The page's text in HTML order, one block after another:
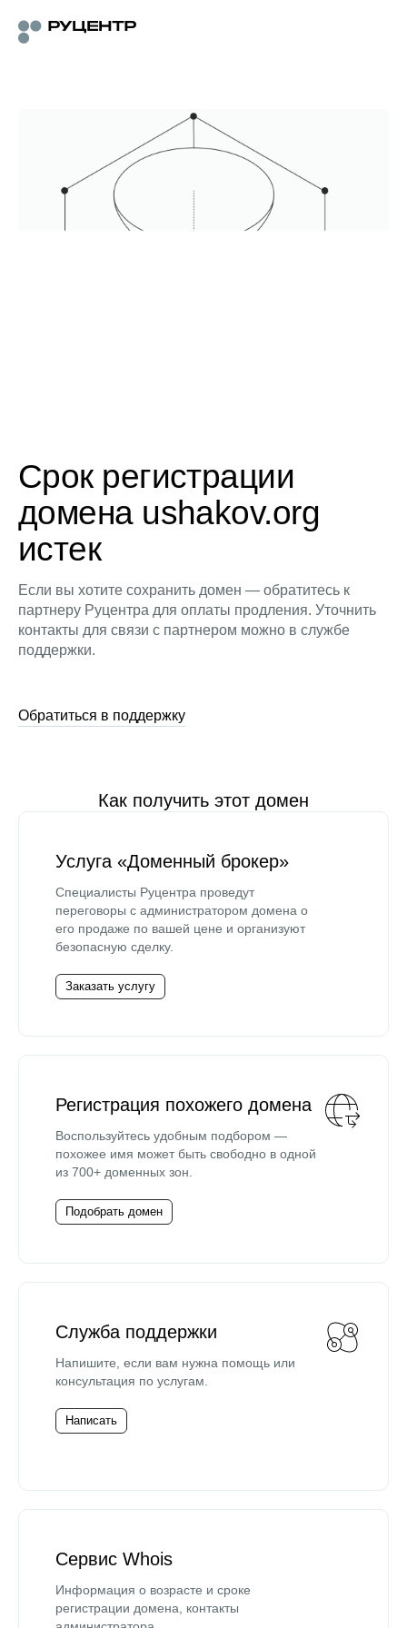
Срок регистрации
домена ushakov.org
истек
Если вы хотите сохранить домен — обратитесь к
партнеру Руцентра для оплаты продления. Уточнить
контакты для связи с партнером можно в службе
поддержки.
Обратиться в поддержку
Как получить этот домен
Услуга «Доменный брокер»
Специалисты Руцентра проведут
переговоры с администратором домена о
его продаже по вашей цене и организуют
безопасную сделку.
Заказать услугу
Регистрация похожего домена
Воспользуйтесь удобным подбором —
похожее имя может быть свободно в одной
из 700+ доменных зон.
Подобрать домен
Служба поддержки
Напишите, если вам нужна помощь или
консультация по услугам.
Написать
Сервис Whois
Информация о возрасте и сроке
регистрации домена, контакты